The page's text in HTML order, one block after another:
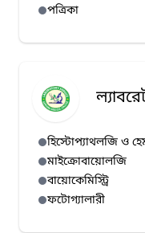
পত্রিকা
হিস্টোপ্যাথলজি ও
মাইক্রোবায়োলজি
বায়োকেমিস্ট্রি
ফটোগ্যালারী